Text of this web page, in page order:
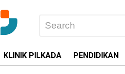
KLINIK PILKADA PENDIDIKAN